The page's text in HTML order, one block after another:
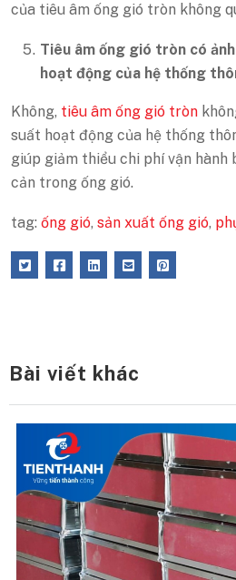
của tiêu âm ống gió tròn không
Tiêu âm ống gió tròn có
hoạt động của hệ thống
Không, tiêu âm ống gió tròn
suất hoạt động của hệ thống
giúp giảm thiểu chi phí vận
cản trong ống gió.
tag: ống gió, sản xuất ống gió,
Bài viết khác